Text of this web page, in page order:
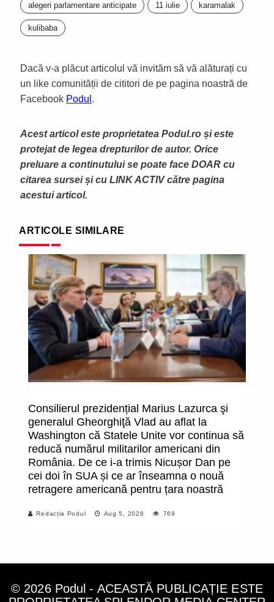
alegeri parlamentare anticipate 11 iulie karamalak
kulibaba
Dacă v-a plăcut articolul vă invităm să vă alăturați cu
un like comunității de cititori de pe pagina noastră de
Facebook Podul .
Acest articol este proprietatea Podul.ro și este
protejat de legea drepturilor de autor. Orice
preluare a continutului se poate face DOAR cu
citarea sursei și cu LINK ACTIV către pagina
acestui articol.
ARTICOLE SIMILARE
Consilierul prezidențial Marius Lazurca şi
generalul Gheorghiţă Vlad au aflat la
Washington că Statele Unite vor continua să
reducă numărul militarilor americani din
România. De ce i-a trimis Nicușor Dan pe
cei doi în SUA și ce ar înseamna o nouă
retragere americană pentru țara noastră
Redacția Podul Aug 5, 2026 769
© 2026 Podul - ACEASTĂ PUBLICAȚIE ESTE